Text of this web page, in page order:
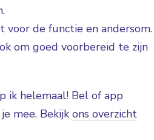
voor de functie en andersom.
om goed voorbereid te zijn
ik helemaal! Bel of app
mee. Bekijk ons overzicht